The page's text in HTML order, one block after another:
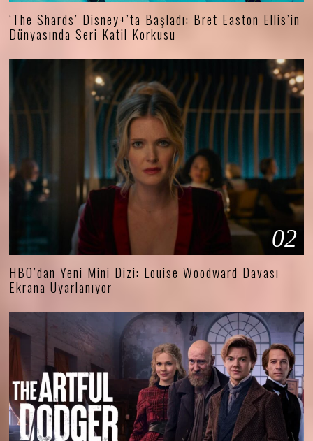
‘The Shards’ Disney+’ta Başladı: Bret Easton Ellis’in
Dünyasında Seri Katil Korkusu
02
HBO’dan Yeni Mini Dizi: Louise Woodward Davası
Ekrana Uyarlanıyor